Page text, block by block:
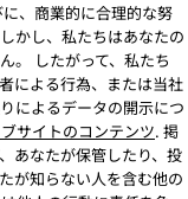
、商業的に合理的な努
かし、私たちはあなたの
。 したがって、私たち
による行為、または当社
によるデータの開示につ
サイトのコンテンツ. 掲
あなたが保管したり、投
が知らない人を含む他の